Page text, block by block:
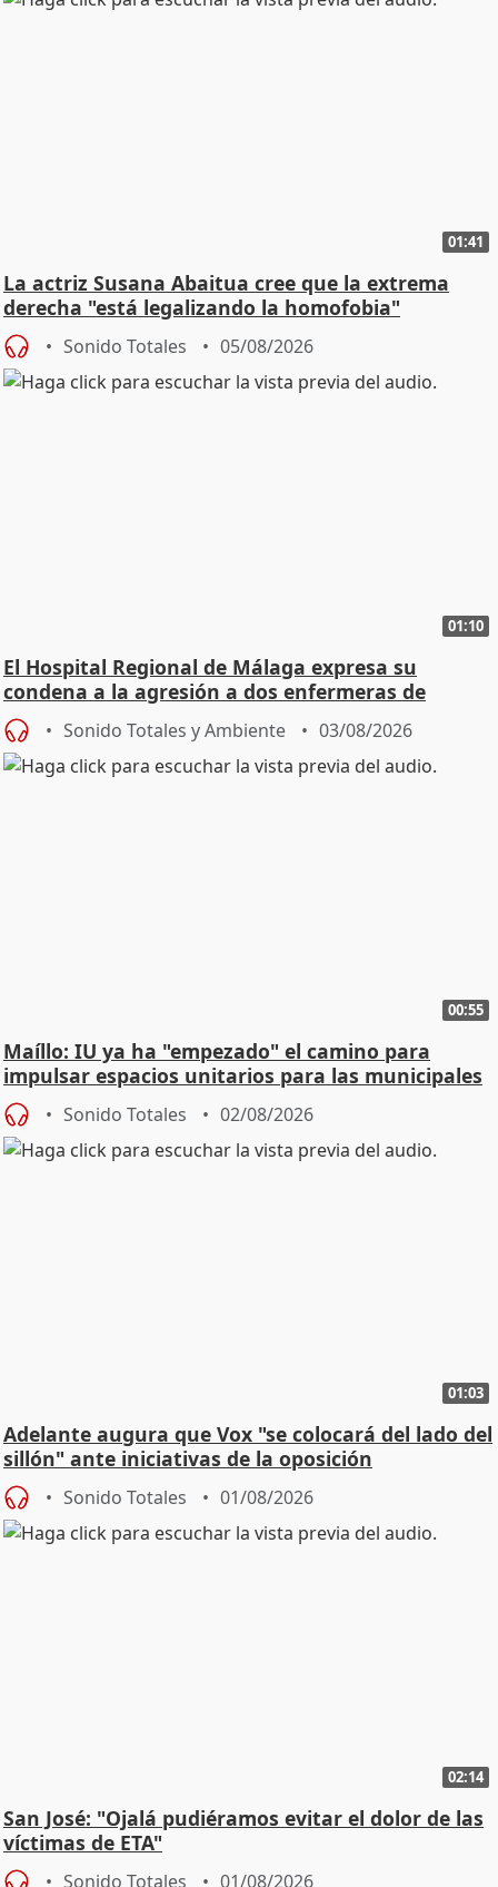
01:41
La actriz Susana Abaitua cree que la extrema
derecha "está legalizando la homofobia"
Sonido Totales 05/08/2026
01:10
El Hospital Regional de Málaga expresa su
condena a la agresión a dos enfermeras de
Urgencias
Sonido Totales y Ambiente 03/08/2026
00:55
Maíllo: IU ya ha "empezado" el camino para
impulsar espacios unitarios para las municipales
Sonido Totales 02/08/2026
01:03
Adelante augura que Vox "se colocará del lado del
sillón" ante iniciativas de la oposición
Sonido Totales 01/08/2026
02:14
San José: "Ojalá pudiéramos evitar el dolor de las
víctimas de ETA"
Sonido Totales 01/08/2026